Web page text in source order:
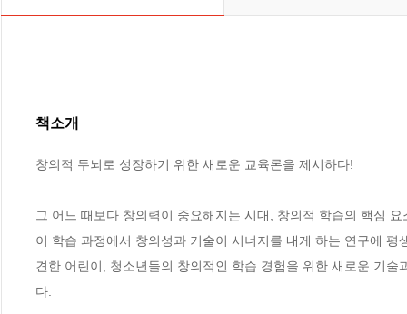
책소개
창의적 두뇌로 성장하기 위한 새로운 교육론을 제시하다!
그 어느 때보다 창의력이 중요해지는 시대, 창의적 학습의 핵심
이 학습 과정에서 창의성과 기술이 시너지를 내게 하는 연구에
견한 어린이, 청소년들의 창의적인 학습 경험을 위한 새로운 기
다.